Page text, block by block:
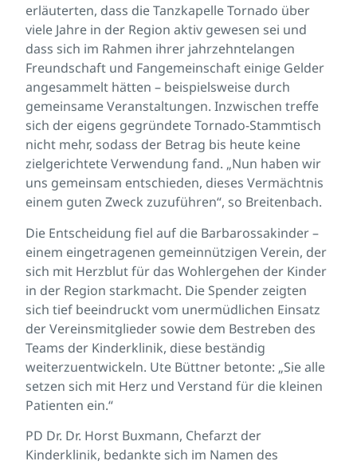
erläuterten, dass die Tanzkapelle Tornado über
viele Jahre in der Region aktiv gewesen sei und
dass sich im Rahmen ihrer jahrzehntelangen
Freundschaft und Fangemeinschaft einige Gelder
angesammelt hätten – beispielsweise durch
gemeinsame Veranstaltungen. Inzwischen treffe
sich der eigens gegründete Tornado-Stammtisch
nicht mehr, sodass der Betrag bis heute keine
zielgerichtete Verwendung fand. „Nun haben wir
uns gemeinsam entschieden, dieses Vermächtnis
einem guten Zweck zuzuführen“, so Breitenbach.
Die Entscheidung fiel auf die Barbarossakinder –
einem eingetragenen gemeinnützigen Verein, der
sich mit Herzblut für das Wohlergehen der Kinder
in der Region starkmacht. Die Spender zeigten
sich tief beeindruckt vom unermüdlichen Einsatz
der Vereinsmitglieder sowie dem Bestreben des
Teams der Kinderklinik, diese beständig
weiterzuentwickeln. Ute Büttner betonte: „Sie alle
setzen sich mit Herz und Verstand für die kleinen
Patienten ein.“
PD Dr. Dr. Horst Buxmann, Chefarzt der
Kinderklinik, bedankte sich im Namen des